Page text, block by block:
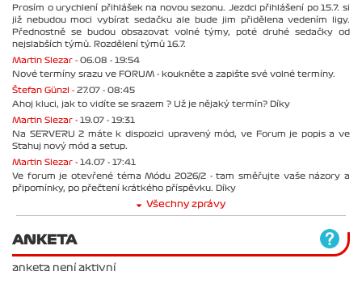
Prosím o urychlení přihlášek na novou sezonu. Jezdci přihlášení po 15.7. si
již nebudou moci vybírat sedačku ale bude jim přidělena vedením ligy.
Přednostně se budou obsazovat volné týmy, poté druhé sedačky od
nejslabších týmů. Rozdělení týmů 16.7.
Martin Slezar - 06.08 - 19:54
Nové termíny srazu ve FORUM - koukněte a zapište své volné termíny.
Štefan Günzl - 27.07 - 08:45
Ahoj kluci, jak to vidíte se srazem ? Už je nějaký termín? Díky
Martin Slezar - 19.07 - 19:31
Na SERVERU 2 máte k dispozici upravený mód, ve Forum je popis a ve
Stahuj nový mód a setup.
Martin Slezar - 14.07 - 17:41
Ve forum je otevřené téma Módu 2026/2 - tam směřujte vaše názory a
připomínky, po přečtení krátkého příspěvku. Díky
Všechny zprávy
ANKETA
anketa není aktivní